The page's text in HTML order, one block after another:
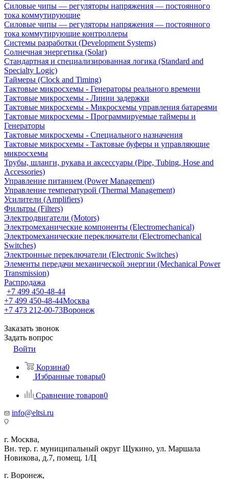
Силовые чипы — регуляторы напряжения — постоянного
тока коммутирующие
Силовые чипы — регуляторы напряжения — постоянного
тока коммутирующие контроллеры
Системы разработки (Development Systems)
Солнечная энергетика (Solar)
Стандартная и специализированная логика (Standard and
Specialty Logic)
Таймеры (Clock and Timing)
Тактовые микросхемы - Генераторы реального времени
Тактовые микросхемы - Линии задержки
Тактовые микросхемы - Микросхемы управления батареями
Тактовые микросхемы - Программируемые таймеры и
Генераторы
Тактовые микросхемы - Специального назначения
Тактовые микросхемы - Тактовые буферы и управляющие
микросхемы
Трубы, шланги, рукава и аксессуары (Pipe, Tubing, Hose and
Accessories)
Управление питанием (Power Management)
Управление температурой (Thermal Management)
Усилители (Amplifiers)
Фильтры (Filters)
Электродвигатели (Motors)
Электромеханические компоненты (Electromechanical)
Электромеханические переключатели (Electromechanical
Switches)
Электронные переключатели (Electronic Switches)
Элементы передачи механической энергии (Mechanical Power
Transmission)
Распродажа
+7 499 450-48-44
+7 499 450-48-44Москва
+7 473 212-00-73Воронеж
Заказать звонок
Задать вопрос
Войти
Корзина0
Избранные товары0
Сравнение товаров0
info@eltsi.ru
г. Москва,
Вн. тер. г. муниципальный округ Щукино, ул. Маршала
Новикова, д.7, помещ. 1/Ц
г. Воронеж,